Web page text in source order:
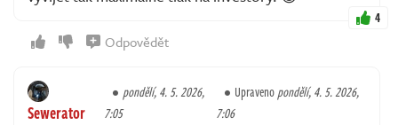
4
Odpovědět
Sewerator
pondělí, 4. 5. 2026,
7:05
Upravenopondělí, 4. 5. 2026,
7:06